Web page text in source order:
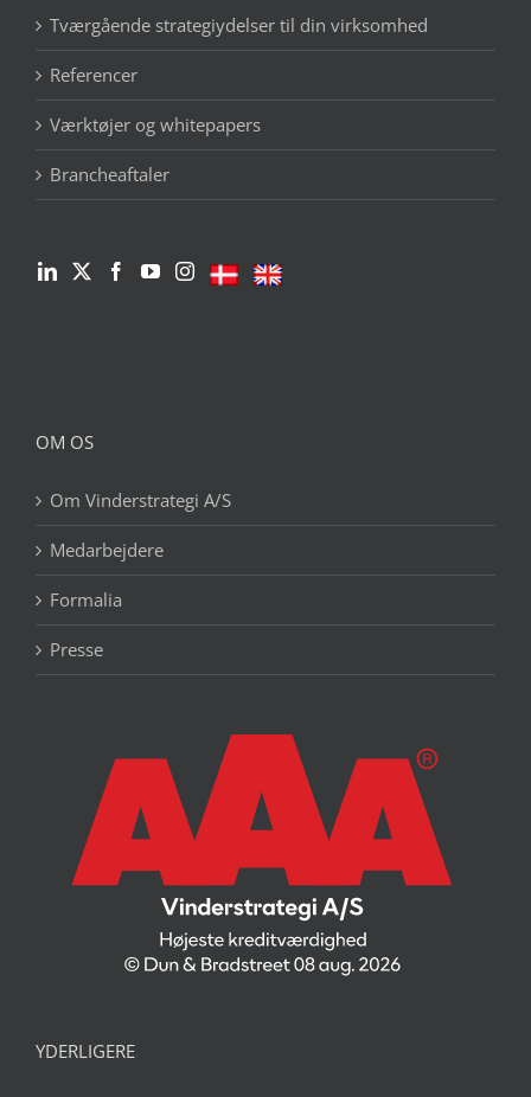
Tværgående strategiydelser til din virksomhed
Referencer
Værktøjer og whitepapers
Brancheaftaler
OM OS
Om Vinderstrategi A/S
Medarbejdere
Formalia
Presse
YDERLIGERE